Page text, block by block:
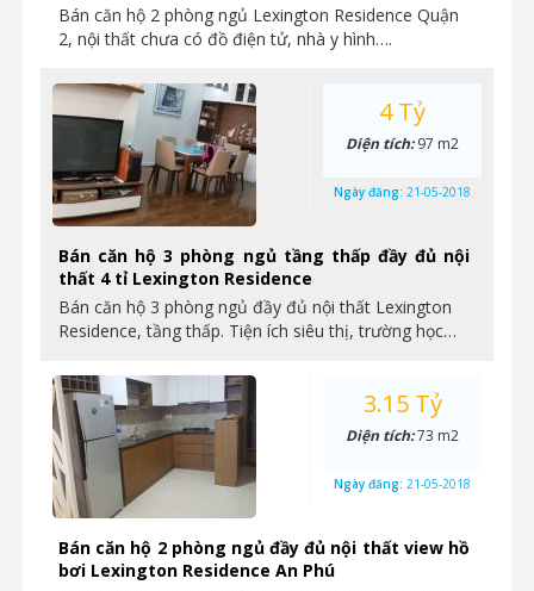
Bán căn hộ 2 phòng ngủ Lexington Residence Quận
2, nội thất chưa có đồ điện tử, nhà y hình….
Bán căn hộ 3 phòng ngủ tầng thấp đầy đủ nội
thất 4 tỉ Lexington Residence
Bán căn hộ 3 phòng ngủ đầy đủ nội thất Lexington
Residence, tầng thấp. Tiện ích siêu thị, trường học…
4 Tỷ
Diện tích:97 m2
Ngày đăng: 21-05-2018
Bán căn hộ 2 phòng ngủ đầy đủ nội thất view hồ
bơi Lexington Residence An Phú
3.15 Tỷ
Diện tích:73 m2
Ngày đăng: 21-05-2018